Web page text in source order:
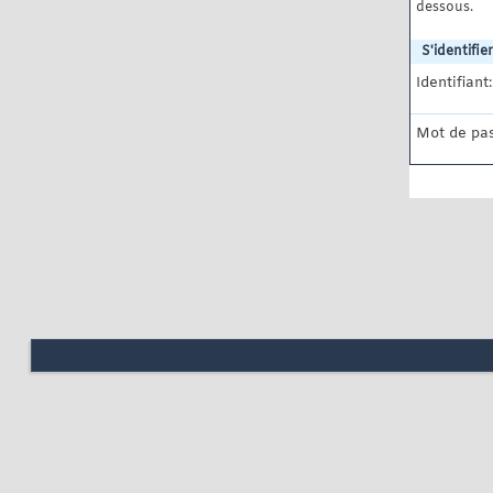
dessous.
S'identifier
Identifiant:
Mot de